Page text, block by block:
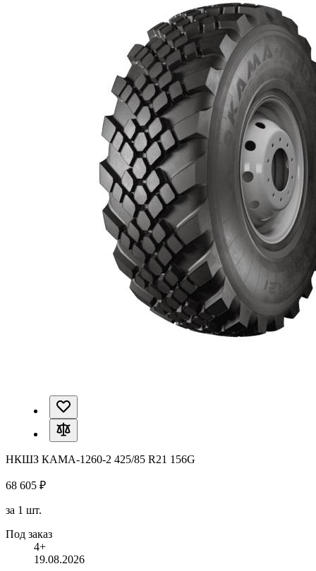
НКШЗ КАМА-1260-2 425/85 R21 156G
68 605 ₽
за 1 шт.
Под заказ
4+
19.08.2026